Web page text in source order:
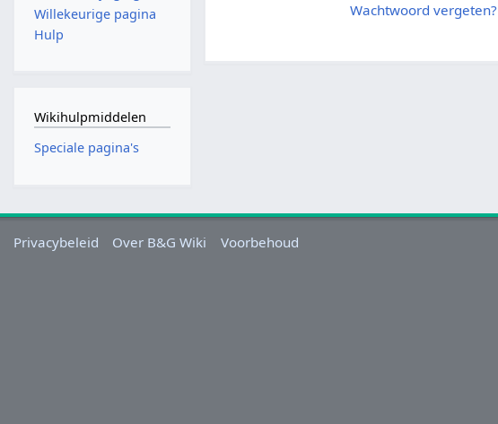
Wachtwoord vergeten?
Willekeurige pagina
Hulp
Wikihulpmiddelen
Speciale pagina's
Privacybeleid Over B&G Wiki Voorbehoud